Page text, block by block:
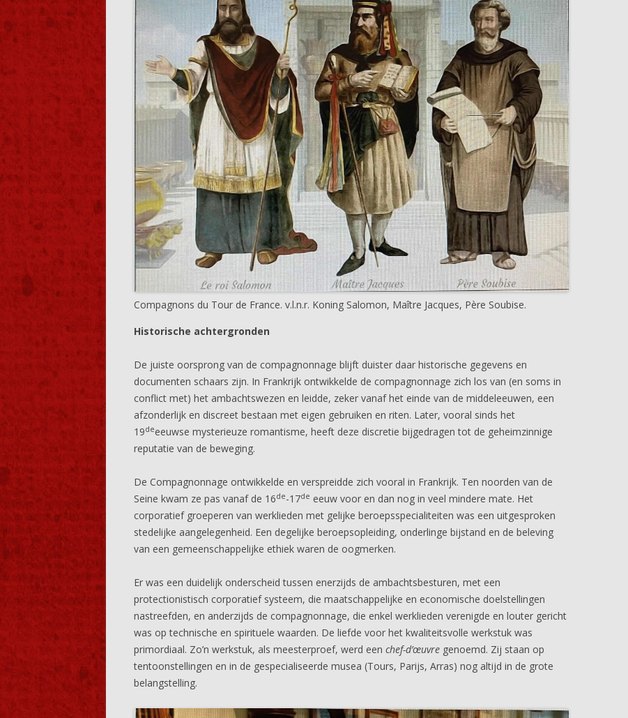
Compagnons du Tour de France. v.l.n.r. Koning Salomon, Maître Jacques, Père Soubise.
Historische achtergronden
De juiste oorsprong van de compagnonnage blijft duister daar historische gegevens en
documenten schaars zijn. In Frankrijk ontwikkelde de compagnonnage zich los van (en soms in
conflict met) het ambachtswezen en leidde, zeker vanaf het einde van de middeleeuwen, een
afzonderlijk en discreet bestaan met eigen gebruiken en riten. Later, vooral sinds het
19deeeuwse mysterieuze romantisme, heeft deze discretie bijgedragen tot de geheimzinnige
reputatie van de beweging.
De Compagnonnage ontwikkelde en verspreidde zich vooral in Frankrijk. Ten noorden van de
Seine kwam ze pas vanaf de 16de-17de eeuw voor en dan nog in veel mindere mate. Het
corporatief groeperen van werklieden met gelijke beroepsspecialiteiten was een uitgesproken
stedelijke aangelegenheid. Een degelijke beroepsopleiding, onderlinge bijstand en de beleving
van een gemeenschappelijke ethiek waren de oogmerken.
Er was een duidelijk onderscheid tussen enerzijds de ambachtsbesturen, met een
protectionistisch corporatief systeem, die maatschappelijke en economische doelstellingen
nastreefden, en anderzijds de compagnonnage, die enkel werklieden verenigde en louter gericht
was op technische en spirituele waarden. De liefde voor het kwaliteitsvolle werkstuk was
primordiaal. Zo’n werkstuk, als meesterproef, werd een chef-d’œuvre genoemd. Zij staan op
tentoonstellingen en in de gespecialiseerde musea (Tours, Parijs, Arras) nog altijd in de grote
belangstelling.